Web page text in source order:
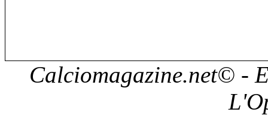
Calciomagazine.net© -